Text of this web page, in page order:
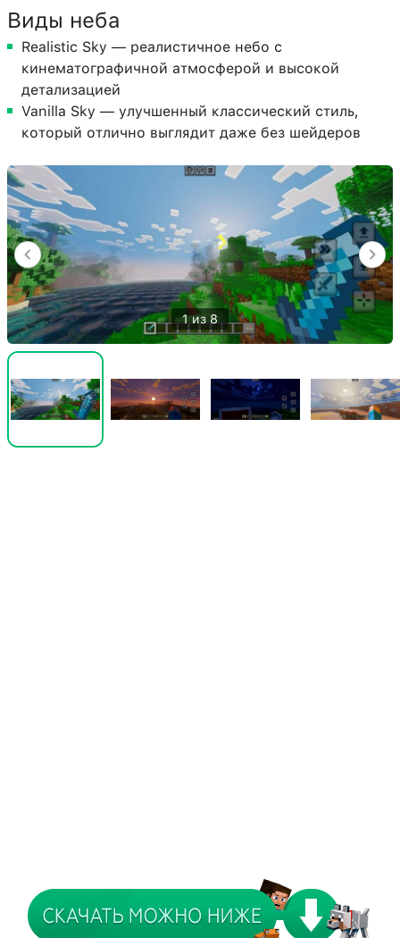
Виды неба
Realistic Sky — реалистичное небо с
кинематографичной атмосферой и высокой
детализацией
Vanilla Sky — улучшенный классический стиль,
который отлично выглядит даже без шейдеров
1 из 8